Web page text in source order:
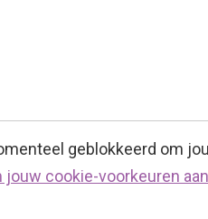
geblokkeerd om
jouw cookie-voorkeuren